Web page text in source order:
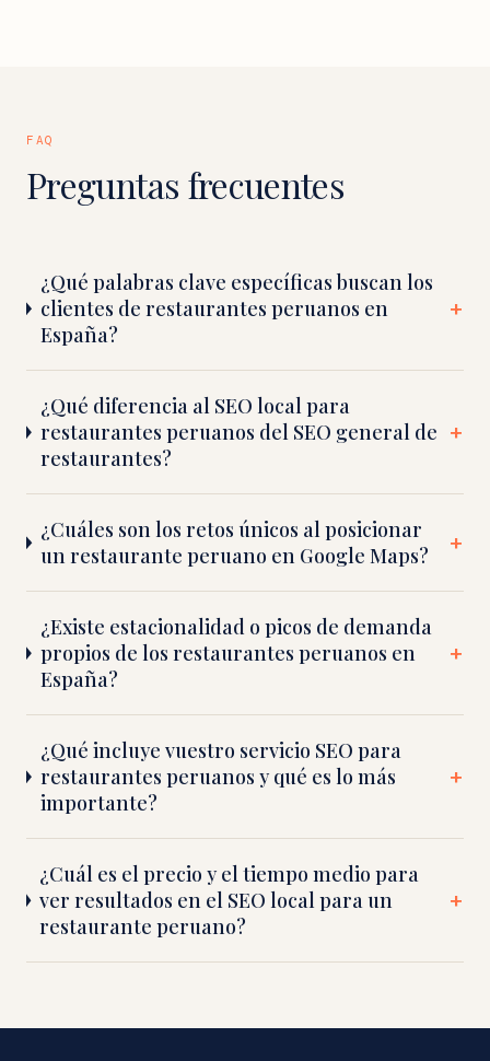
FAQ
Preguntas frecuentes
¿Qué palabras clave específicas buscan los
clientes de restaurantes peruanos en
España?
¿Qué diferencia al SEO local para
restaurantes peruanos del SEO general de
restaurantes?
¿Cuáles son los retos únicos al posicionar
un restaurante peruano en Google Maps?
¿Existe estacionalidad o picos de demanda
propios de los restaurantes peruanos en
España?
¿Qué incluye vuestro servicio SEO para
restaurantes peruanos y qué es lo más
importante?
¿Cuál es el precio y el tiempo medio para
ver resultados en el SEO local para un
restaurante peruano?